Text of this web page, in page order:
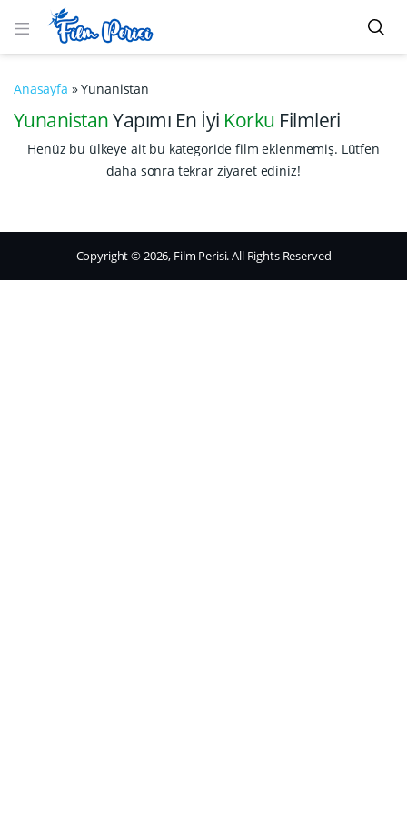
Anasayfa »Yunanistan
YunanistanYapımı En İyi Korku Filmleri
Henüz bu ülkeye ait bu kategoride film eklenmemiş. Lütfen
daha sonra tekrar ziyaret ediniz!
Copyright © 2026, Film Perisi. All Rights Reserved